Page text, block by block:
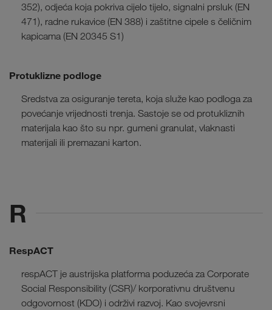
352), odjeća koja pokriva cijelo tijelo, signalni prsluk (EN
471), radne rukavice (EN 388) i zaštitne cipele s čeličnim
kapicama (EN 20345 S1)
Protuklizne podloge
Sredstva za osiguranje tereta, koja služe kao podloga za
povećanje vrijednosti trenja. Sastoje se od protukliznih
materijala kao što su npr. gumeni granulat, vlaknasti
materijali ili premazani karton.
R
RespACT
respACT je austrijska platforma poduzeća za Corporate
Social Responsibility (CSR)/ korporativnu društvenu
odgovornost (KDO) i održivi razvoj. Kao svojevrsni